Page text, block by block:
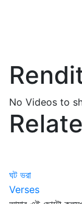
No Videos to
ঘট ভরা
Verses